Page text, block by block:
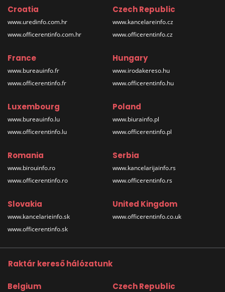
Croatia
www.uredinfo.com.hr
www.officerentinfo.com.hr
Czech Republic
www.kancelareinfo.cz
www.officerentinfo.cz
France
www.bureauinfo.fr
www.officerentinfo.fr
Hungary
www.irodakereso.hu
www.officerentinfo.hu
Luxembourg
www.bureauinfo.lu
www.officerentinfo.lu
Poland
www.biurainfo.pl
www.officerentinfo.pl
Romania
www.birouinfo.ro
www.officerentinfo.ro
Serbia
www.kancelarijainfo.rs
www.officerentinfo.rs
Slovakia
www.kancelarieinfo.sk
www.officerentinfo.sk
United Kingdom
www.officerentinfo.co.uk
Raktár kereső hálózatunk
Belgium Czech Republic